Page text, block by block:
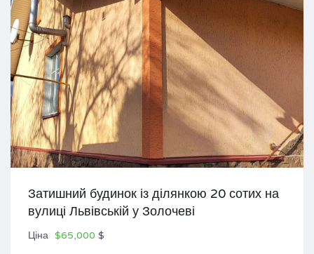
Затишний будинок із ділянкою 20 сотих на
вулиці Львівській у Золочеві
Ціна $65,000 $